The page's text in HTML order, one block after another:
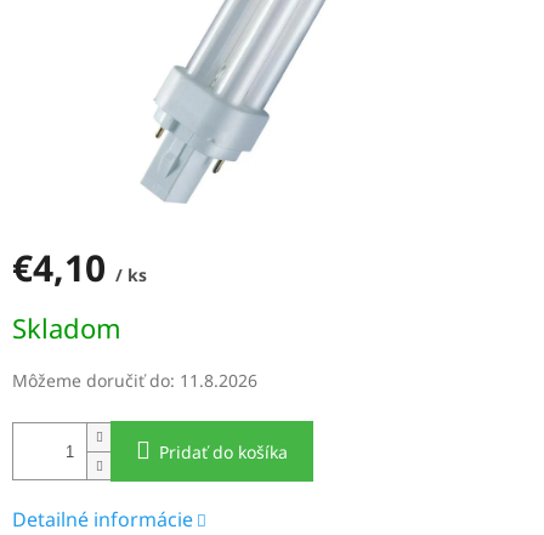
€4,10 / ks
cena:
Skladom
Môžeme doručiť do: 11.8.2026
Pridať do košíka
Detailné informácie